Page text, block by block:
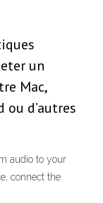
un
Mac,
ou d’autres
audio to your
connect the